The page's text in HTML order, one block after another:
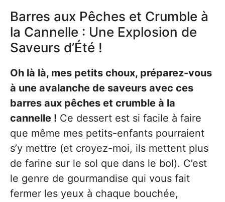
Barres aux Pêches et Crumble à
la Cannelle : Une Explosion de
Saveurs d’Été !
Oh là là, mes petits choux, préparez-vous
à une avalanche de saveurs avec ces
barres aux pêches et crumble à la
cannelle ! Ce dessert est si facile à faire
que même mes petits-enfants pourraient
s’y mettre (et croyez-moi, ils mettent plus
de farine sur le sol que dans le bol). C’est
le genre de gourmandise qui vous fait
fermer les yeux à chaque bouchée,